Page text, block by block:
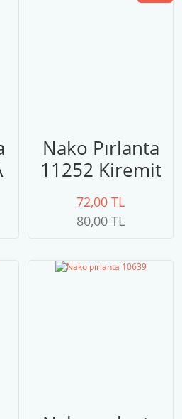
Nako Pırlanta
11252 Kiremit
72,00 TL
80,00 TL